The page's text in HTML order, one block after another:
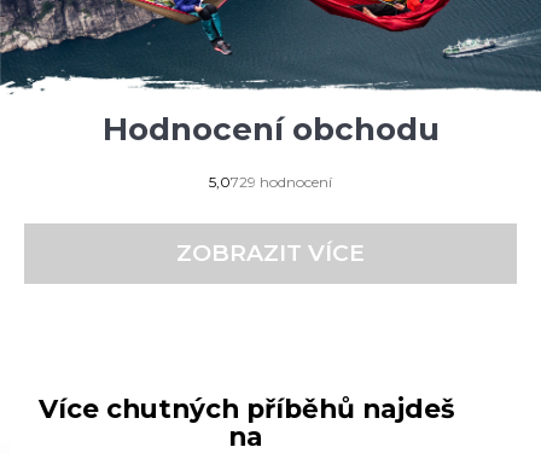
Hodnocení obchodu
5,0Průměrné
5,0
729 hodnocení
ZOBRAZIT VÍCE
Více chutných příběhů najdeš
na